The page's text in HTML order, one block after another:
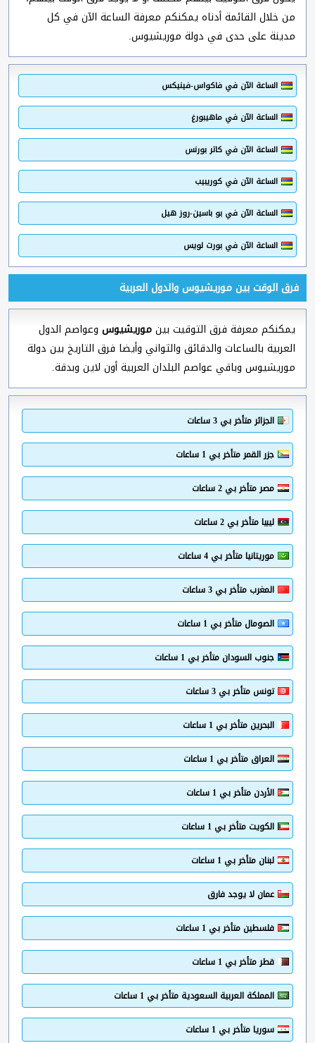
من خلال القائمة أدناه يمكنكم معرفة الساعة الآن في كل
مدينة على حدى في دولة موريشيوس.
الساعة الآن في فاكواس-فينيكس
الساعة الآن في ماهيبورغ
الساعة الآن في كاتر بورنس
الساعة الآن في كوريبيب
الساعة الآن في بو باسين-روز هيل
الساعة الآن في بورت لويس
فرق الوقت بين موريشيوس والدول العربية
يمكنكم معرفة فرق التوقيت بينموريشيوس وعواصم الدول
العربية بالساعات والدقائق والثواني وأيضا فرق التاريخ بين دولة
موريشيوس وباقي عواصم البلدان العربية أون لاين وبدقة.
الجزائر متأخر بي 3 ساعات
جزر القمر متأخر بي 1 ساعات
مصر متأخر بي 2 ساعات
ليبيا متأخر بي 2 ساعات
موريتانيا متأخر بي 4 ساعات
المغرب متأخر بي 3 ساعات
الصومال متأخر بي 1 ساعات
جنوب السودان متأخر بي 1 ساعات
تونس متأخر بي 3 ساعات
البحرين متأخر بي 1 ساعات
العراق متأخر بي 1 ساعات
الأردن متأخر بي 1 ساعات
الكويت متأخر بي 1 ساعات
لبنان متأخر بي 1 ساعات
عمان لا يوجد فارق
فلسطين متأخر بي 1 ساعات
قطر متأخر بي 1 ساعات
المملكة العربية السعودية متأخر بي 1 ساعات
سوريا متأخر بي 1 ساعات